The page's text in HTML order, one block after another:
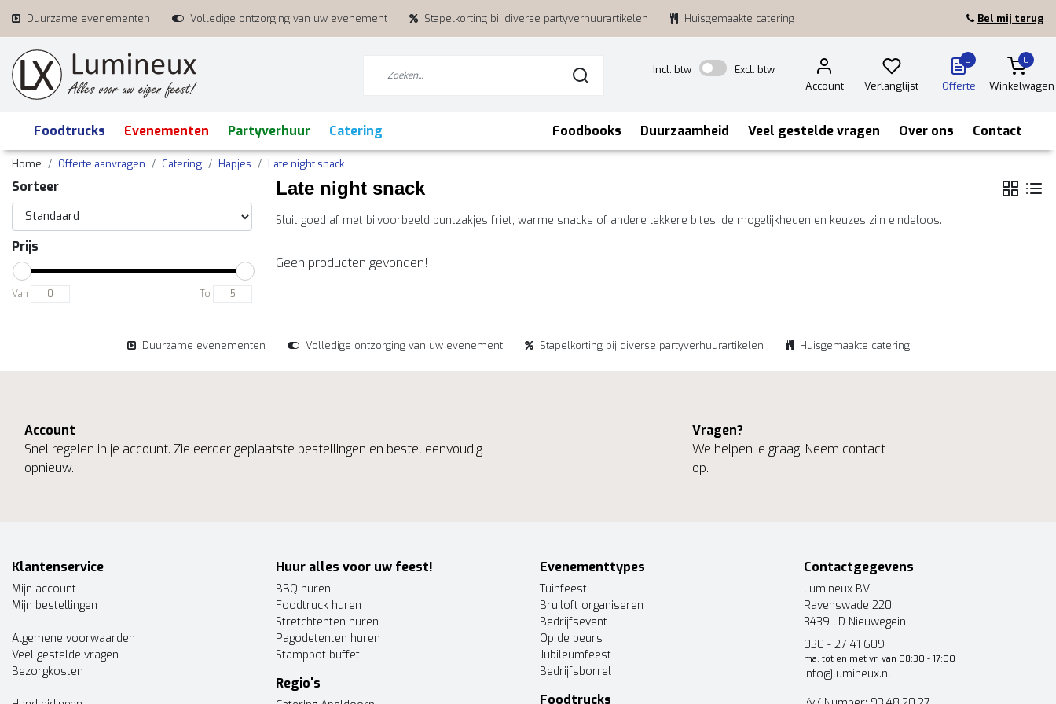
Duurzame evenementen Volledige ontzorging van uw evenement Stapelkorting bij diverse partyverhuurartikelen Huisgemaakte catering Bel mij terug
Incl. btw
Excl. btw
Account
Verlanglijst
0
Offerte
0
Winkelwagen
Foodtrucks Evenementen Partyverhuur Catering Foodbooks Duurzaamheid Veel gestelde vragen Over ons Contact
Home Offerte aanvragen Catering Hapjes Late night snack
Sorteer
Prijs
Van To
Late night snack
Sluit goed af met bijvoorbeeld puntzakjes friet, warme snacks of andere lekkere bites; de mogelijkheden en keuzes zijn eindeloos.
Geen producten gevonden!
Duurzame evenementen Volledige ontzorging van uw evenement Stapelkorting bij diverse partyverhuurartikelen Huisgemaakte catering
Account
Snel regelen in je account. Zie eerder geplaatste bestellingen en bestel eenvoudig
opnieuw.
Vragen?
We helpen je graag. Neem contact
op.
Klantenservice
Mijn account
Mijn bestellingen
Algemene voorwaarden
Veel gestelde vragen
Bezorgkosten
Huur alles voor uw feest!
BBQ huren
Foodtruck huren
Stretchtenten huren
Pagodetenten huren
Stamppot buffet
Regio's
Evenementtypes
Tuinfeest
Bruiloft organiseren
Bedrijfsevent
Op de beurs
Jubileumfeest
Bedrijfsborrel
Foodtrucks
Contactgegevens
Lumineux BV
Ravenswade 220
3439 LD Nieuwegein
030 - 27 41 609
ma. tot en met vr. van 08:30 - 17:00
info@lumineux.nl